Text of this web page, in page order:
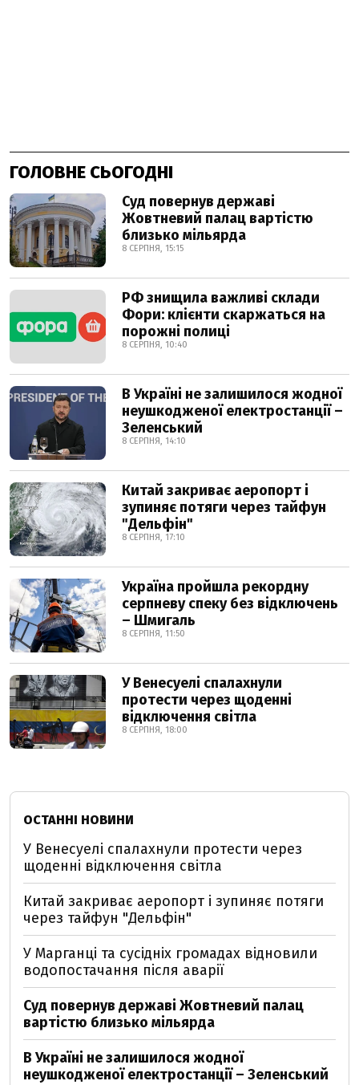
ГОЛОВНЕ СЬОГОДНІ
Суд повернув державі
Жовтневий палац вартістю
близько мільярда
8 СЕРПНЯ, 15:15
РФ знищила важливі склади
Фори: клієнти скаржаться на
порожні полиці
8 СЕРПНЯ, 10:40
В Україні не залишилося жодної
неушкодженої електростанції –
Зеленський
8 СЕРПНЯ, 14:10
Китай закриває аеропорт і
зупиняє потяги через тайфун
"Дельфін"
8 СЕРПНЯ, 17:10
Україна пройшла рекордну
серпневу спеку без відключень
– Шмигаль
8 СЕРПНЯ, 11:50
У Венесуелі спалахнули
протести через щоденні
відключення світла
8 СЕРПНЯ, 18:00
ОСТАННІ НОВИНИ
У Венесуелі спалахнули протести через
щоденні відключення світла
Китай закриває аеропорт і зупиняє потяги
через тайфун "Дельфін"
У Марганці та сусідніх громадах відновили
водопостачання після аварії
Суд повернув державі Жовтневий палац
вартістю близько мільярда
В Україні не залишилося жодної
неушкодженої електростанції – Зеленський